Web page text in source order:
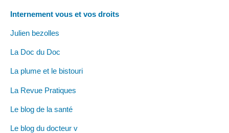
Internement vous et vos droits
Julien bezolles
La Doc du Doc
La plume et le bistouri
La Revue Pratiques
Le blog de la santé
Le blog du docteur v